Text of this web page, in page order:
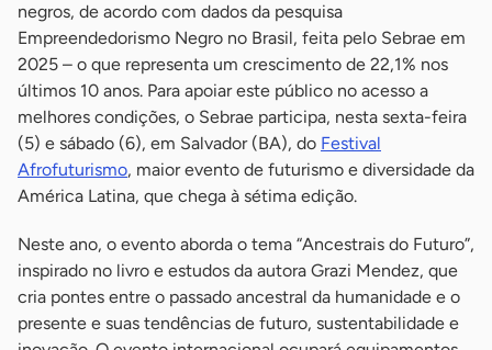
negros, de acordo com dados da pesquisa
Empreendedorismo Negro no Brasil, feita pelo Sebrae em
2025 – o que representa um crescimento de 22,1% nos
últimos 10 anos. Para apoiar este público no acesso a
melhores condições, o Sebrae participa, nesta sexta-feira
(5) e sábado (6), em Salvador (BA), do Festival
Afrofuturismo, maior evento de futurismo e diversidade da
América Latina, que chega à sétima edição.
Neste ano, o evento aborda o tema “Ancestrais do Futuro”,
inspirado no livro e estudos da autora Grazi Mendez, que
cria pontes entre o passado ancestral da humanidade e o
presente e suas tendências de futuro, sustentabilidade e